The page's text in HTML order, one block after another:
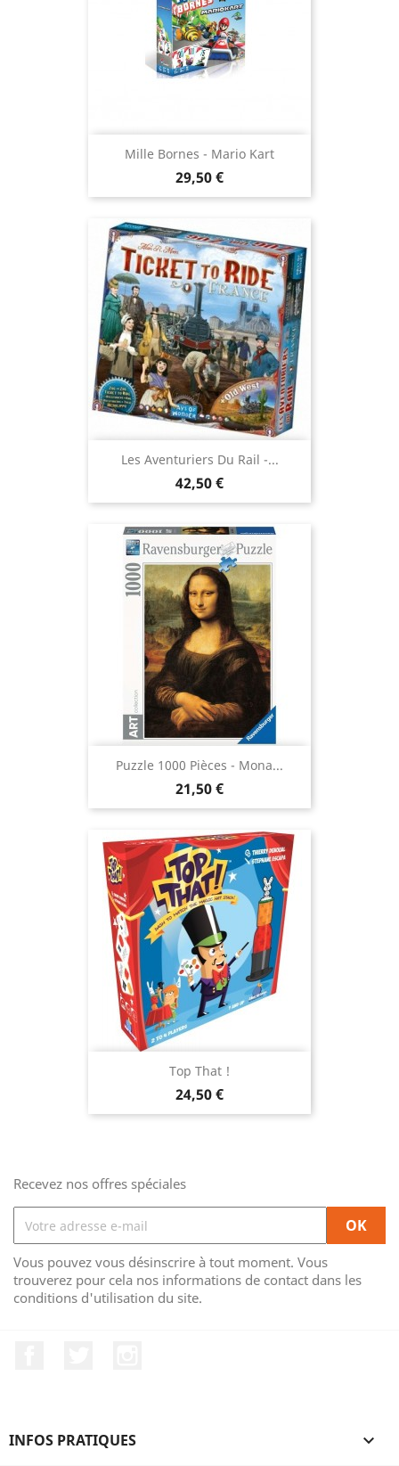
Mille Bornes - Mario Kart
Prix
29,50 €
Les Aventuriers Du Rail -...
Prix
42,50 €
Puzzle 1000 Pièces - Mona...
Prix
21,50 €
Top That !
Prix
24,50 €
Recevez nos offres spéciales
Vous pouvez vous désinscrire à tout moment. Vous
trouverez pour cela nos informations de contact dans les
conditions d'utilisation du site.
INFOS PRATIQUES 